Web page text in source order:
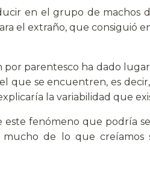
en el grupo de machos
el extraño, que consiguió
parentesco ha dado
se encuentren, es
la variabilidad que
este fenómeno que podría
mucho de lo que